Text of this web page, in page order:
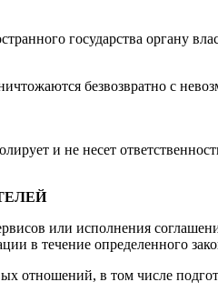
государства органу
безвозвратно с
и не несет
или исполнения
в течение определенного
отношений, в том числе